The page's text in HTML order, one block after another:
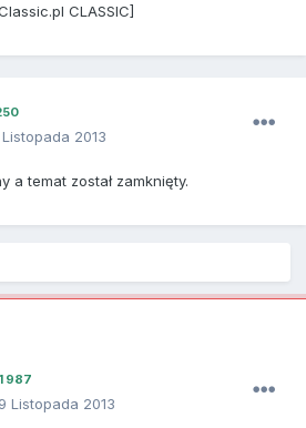
CLASSIC]
2013
a temat został zamknięty.
987
Listopada 2013